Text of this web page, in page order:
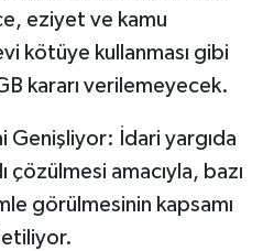
eziyet ve kamu
kötüye kullanması gibi
kararı verilemeyecek.
Genişliyor: İdari yargıda
çözülmesi amacıyla, bazı
görülmesinin kapsamı